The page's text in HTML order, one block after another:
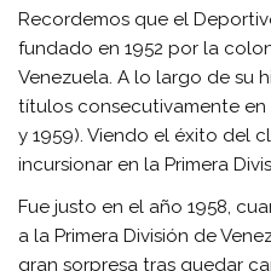
Recordemos que el
fundado en 1952 por la
Venezuela. A lo largo de su
títulos consecutivamente en
y 1959). Viendo el éxito del
incursionar en la Primera
Fue justo en el año 1958,
a la Primera División de
gran sorpresa tras quedar